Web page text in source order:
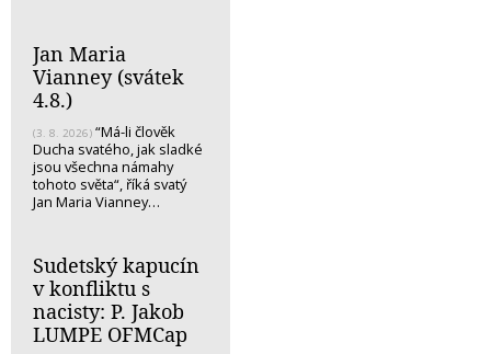
Jan Maria
Vianney (svátek
4.8.)
(3. 8. 2026) “Má-li člověk
Ducha svatého, jak sladké
jsou všechna námahy
tohoto světa“, říká svatý
Jan Maria Vianney…
Sudetský kapucín
v konfliktu s
nacisty: P. Jakob
LUMPE OFMCap